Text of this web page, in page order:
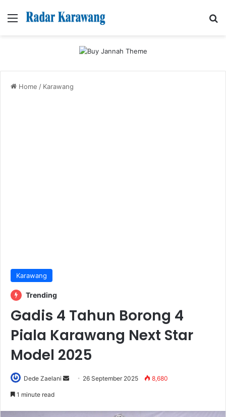
Menu
Home / Karawang
Karawang
Trending
Gadis 4 Tahun Borong 4
Piala Karawang Next Star
Model 2025
Dede Zaelani
Send 26 September 2025 8,680
1 minute read